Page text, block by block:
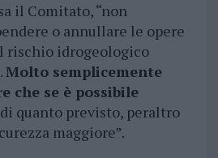
il Comitato, “non
o annullare le opere
rischio idrogeologico
Molto semplicemente
che se è possibile
quanto previsto, peraltro
maggiore”.